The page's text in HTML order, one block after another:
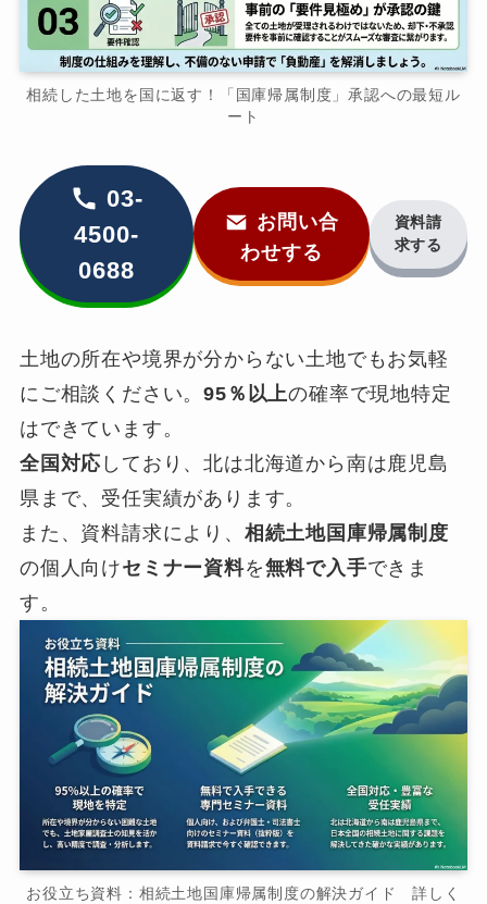
相続した土地を国に返す！「国庫帰属制度」承認への最短ル
ート
03-
4500-
0688
お問い合
わせする
資料請
求する
土地の所在や境界が分からない土地でもお気軽
にご相談ください。95％以上の確率で現地特定
はできています。
全国対応 しており、北は北海道から南は鹿児島
県まで、受任実績があります。
また、資料請求により、 相続土地国庫帰属制度
の個人向けセミナー資料を無料で入手できま
す。
お役立ち資料：相続土地国庫帰属制度の解決ガイド 詳しく